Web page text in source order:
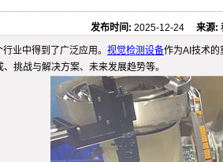
发布时间: 2025-12-24来源:
业中得到了广泛应用。 视觉检测设备作为AI技术的
挑战与解决方案、未来发展趋势等。